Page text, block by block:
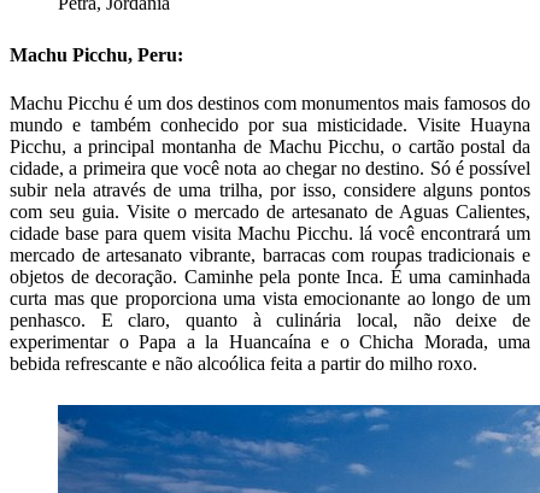
Machu Picchu, Peru:
Machu Picchu é um dos destinos com monumentos mais famosos do
mundo e também conhecido por sua misticidade. Visite Huayna
Picchu, a principal montanha de Machu Picchu, o cartão postal da
cidade, a primeira que você nota ao chegar no destino. Só é possível
subir nela através de uma trilha, por isso, considere alguns pontos
com seu guia. Visite o mercado de artesanato de Aguas Calientes,
cidade base para quem visita Machu Picchu. lá você encontrará um
mercado de artesanato vibrante, barracas com roupas tradicionais e
objetos de decoração. Caminhe pela ponte Inca. É uma caminhada
curta mas que proporciona uma vista emocionante ao longo de um
penhasco. E claro, quanto à culinária local, não deixe de
experimentar o Papa a la Huancaína e o Chicha Morada, uma
bebida refrescante e não alcoólica feita a partir do milho roxo.